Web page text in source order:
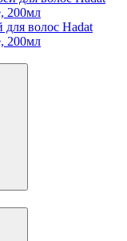
волос Hadat
200мл